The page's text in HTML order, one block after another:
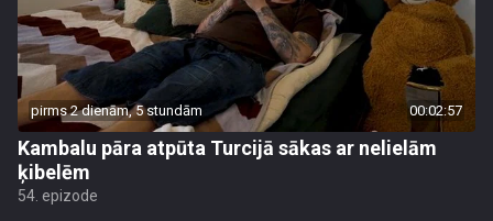
pirms 2 dienām, 5 stundām 00:02:57
Kambalu pāra atpūta Turcijā sākas ar nelielām
ķibelēm
54. epizode